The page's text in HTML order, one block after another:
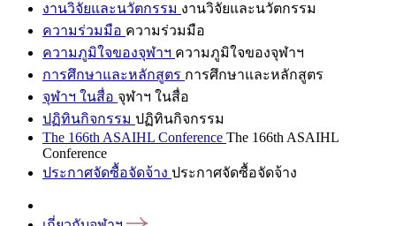
งานวิจัยและนวัตกรรม งานวิจัยและนวัตกรรม
ความร่วมมือ ความร่วมมือ
ความภูมิใจของจุฬาฯ ความภูมิใจของจุฬาฯ
การศึกษาและหลักสูตร การศึกษาและหลักสูตร
จุฬาฯ ในสื่อ จุฬาฯ ในสื่อ
ปฏิทินกิจกรรม ปฏิทินกิจกรรม
The 166th ASAIHL Conference The 166th ASAIHL
Conference
ประกาศจัดซื้อจัดจ้าง ประกาศจัดซื้อจัดจ้าง